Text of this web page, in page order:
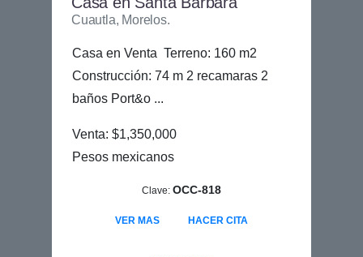
Cuautla, Morelos.
Casa en Venta Terreno: 160 m2
Construcción: 74 m 2 recamaras 2
baños Port&o ...
Venta: $1,350,000
Pesos mexicanos
Clave: OCC-818
VER MAS HACER CITA